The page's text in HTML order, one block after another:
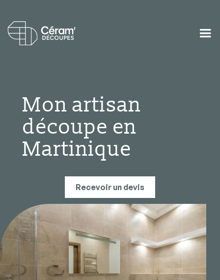
Mon artisan
découpe en
Martinique
Recevoir un devis